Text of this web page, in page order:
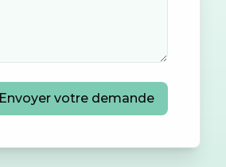
Envoyer votre demande